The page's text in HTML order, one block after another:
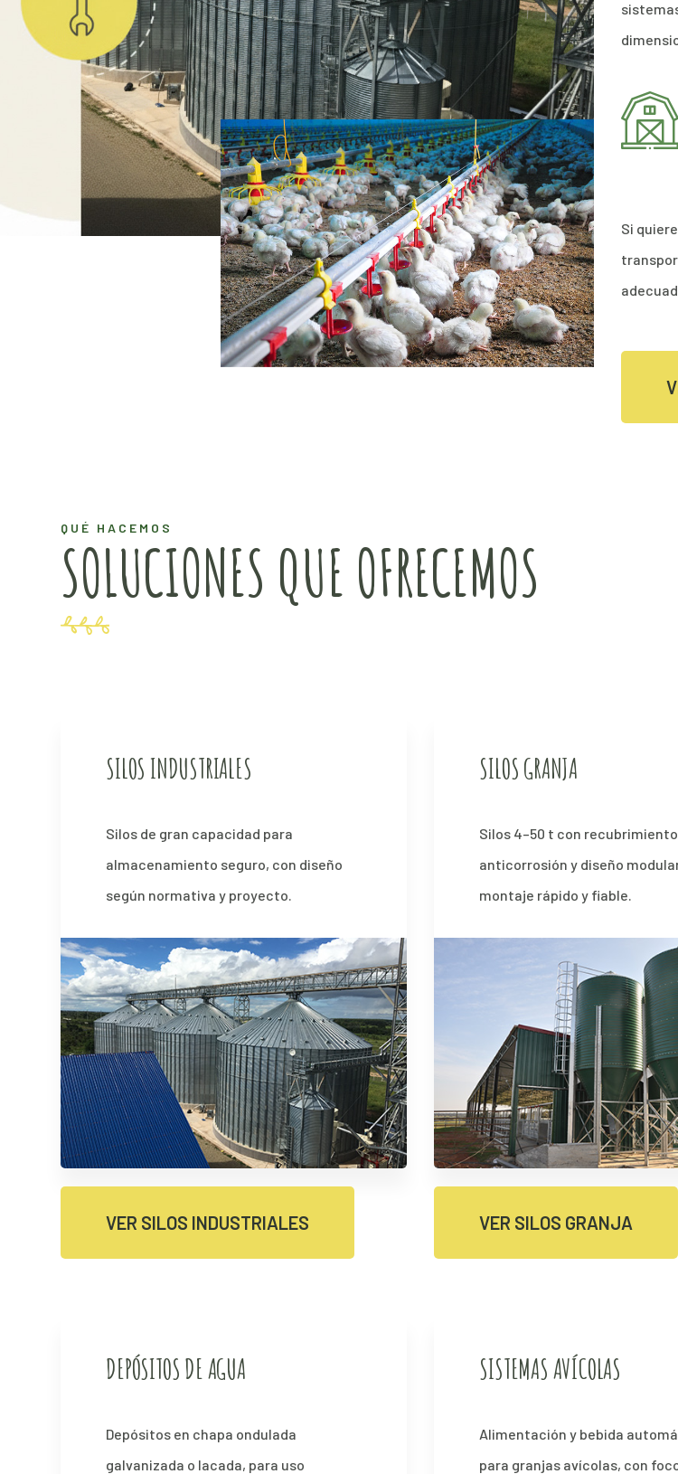
Si
QUÉ HACEMOS
SOLUCIONES QUE OFRECEMOS
SILOS INDUSTRIALES
Silos de gran capacidad para
almacenamiento seguro, con diseño
según normativa y proyecto.
VER SILOS INDUSTRIALES
SILOS GRANJA
Silos 4–50 t con recubrimiento
anticorrosión y diseño
montaje rápido y fiable.
VER SILOS GRANJA
DEPÓSITOS DE AGUA
Depósitos en chapa ondulada
galvanizada o lacada, para uso
SISTEMAS AVÍCOLAS
Alimentación y bebida
para granjas avícolas, con